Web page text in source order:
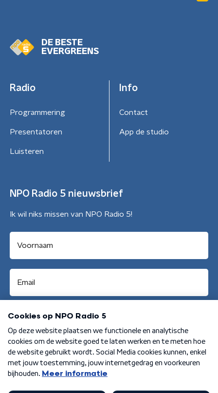
DE BESTE
EVERGREENS
Radio
Programmering
Presentatoren
Luisteren
Info
Contact
App de studio
NPO Radio 5 nieuwsbrief
Ik wil niks missen van NPO Radio 5!
Aanmelden
Algemene voorwaarden Privacybeleid